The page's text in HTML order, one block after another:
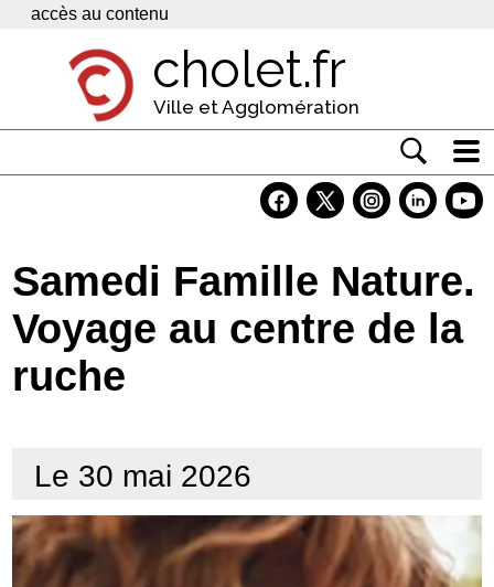
Panneau de gestion des cookies
accès au contenu
cholet.fr
Ville et Agglomération
Economie
Services
Contacts
Samedi Famille Nature.
Voyage au centre de la
ruche
Le 30 mai 2026